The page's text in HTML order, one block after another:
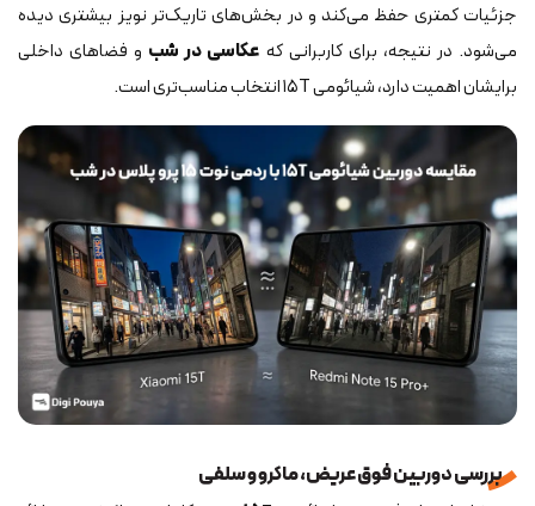
جزئیات کمتری حفظ می‌کند و در بخش‌های تاریک‌تر نویز بیشتری دیده
می‌شود. در نتیجه، برای کاربرانی که عکاسی در شب و فضاهای داخلی
برایشان اهمیت دارد، شیائومی ۱۵T انتخاب مناسب‌تری است.
بررسی دوربین فوق عریض، ماکرو و سلفی